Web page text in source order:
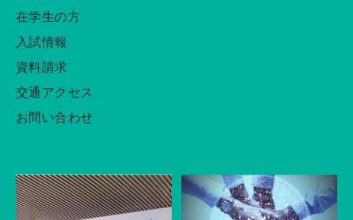
在学生の方
入試情報
資料請求
交通アクセス
お問い合わせ